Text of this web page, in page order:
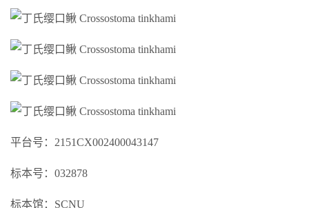
平台号：2151CX002400043147
标本号：032878
标本馆：SCNU